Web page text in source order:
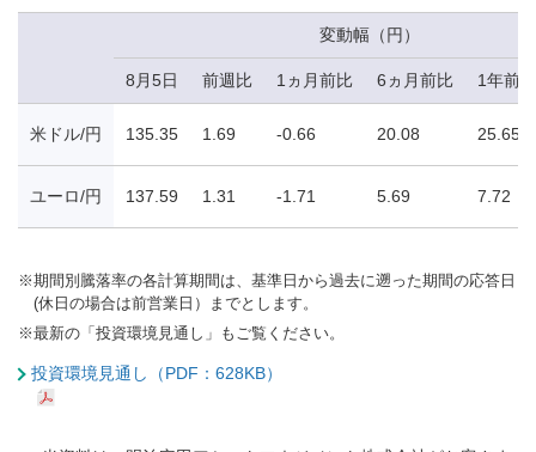
変動幅（円）
8月5日 前週比 1ヵ月前比 6ヵ月前比 1年前比
米ドル/円 135.35 1.69 -0.66 20.08 25.65
ユーロ/円 137.59 1.31 -1.71 5.69 7.72
※期間別騰落率の各計算期間は、基準日から過去に遡った期間の応答日
(休日の場合は前営業日）までとします。
※最新の「投資環境見通し」もご覧ください。
投資環境見通し（PDF：628KB）